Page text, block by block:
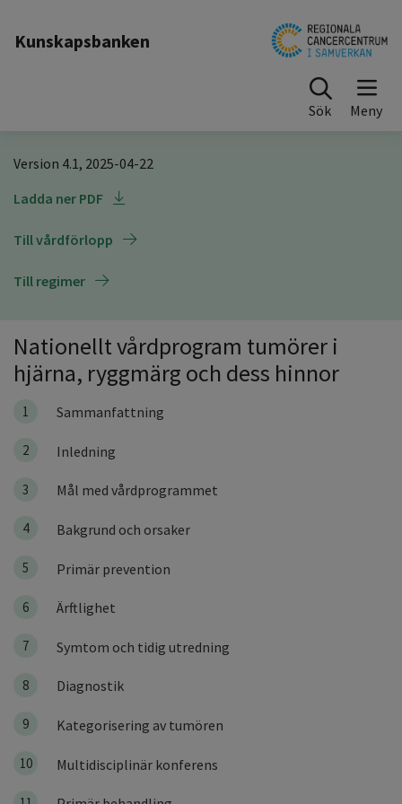
Kunskapsbanken
Sök
Version 4.1, 2025-04-22
Ladda ner PDF
Till vårdförlopp
Till regimer
Nationellt vårdprogram tumörer i
hjärna, ryggmärg och dess hinnor
1 Sammanfattning
2 Inledning
3 Mål med vårdprogrammet
4 Bakgrund och orsaker
5 Primär prevention
6 Ärftlighet
7 Symtom och tidig utredning
8 Diagnostik
9 Kategorisering av tumören
10 Multidisciplinär konferens